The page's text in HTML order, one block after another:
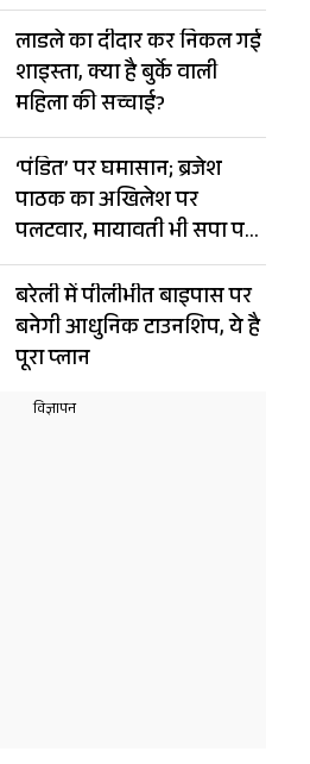
लाडले का दीदार कर निकल गई
शाइस्ता, क्या है बुर्के वाली
महिला की सच्चाई?
‘पंडित’ पर घमासान; ब्रजेश
पाठक का अखिलेश पर
पलटवार, मायावती भी सपा पर
भड़कीं
बरेली में पीलीभीत बाइपास पर
बनेगी आधुनिक टाउनशिप, ये है
पूरा प्लान